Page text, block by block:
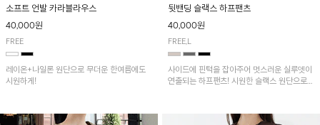
소프트 언발 카라블라우스
40,000원
FREE
레이온+나일론 원단으로 무더운 한여름에도
시원하게!
뒷밴딩 슬랙스 하프팬츠
40,000원
FREE,L
사이드에 핀턱을 잡아주어 멋스러운 실루엣이
연출되는 하프팬츠! 시원한 슬랙스 원단으로